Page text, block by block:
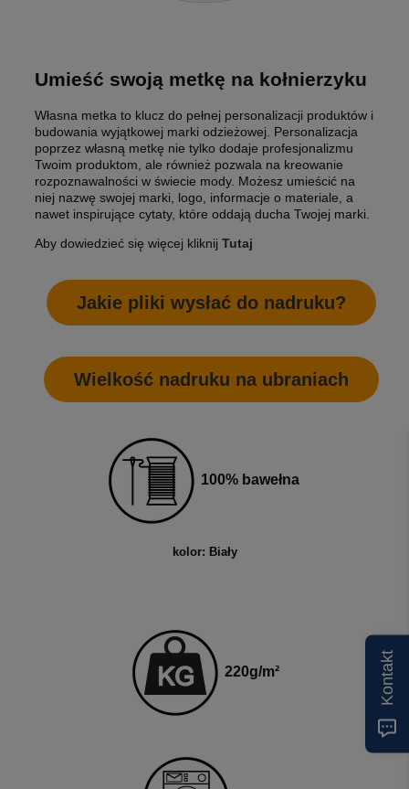
Umieść swoją metkę na kołnierzyku
Własna metka to klucz do pełnej personalizacji produktów i
budowania wyjątkowej marki odzieżowej. Personalizacja
poprzez własną metkę nie tylko dodaje profesjonalizmu
Twoim produktom, ale również pozwala na kreowanie
rozpoznawalności w świecie mody. Możesz umieścić na
niej nazwę swojej marki, logo, informacje o materiale, a
nawet inspirujące cytaty, które oddają ducha Twojej marki.
Aby dowiedzieć się więcej kliknij Tutaj
Jakie pliki wysłać do nadruku?
Wielkość nadruku na ubraniach
100% bawełna
kolor: Biały
220g/m² Kontakt